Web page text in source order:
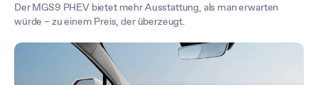
Der MGS9 PHEV bietet mehr Ausstattung, als man erwarten
würde – zu einem Preis, der überzeugt.